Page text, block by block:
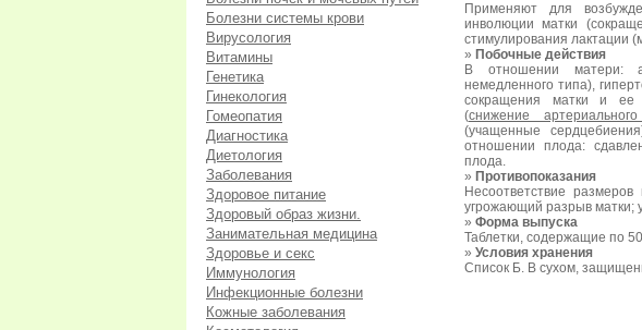
Болезни системы крови
Вирусология
Витамины
Генетика
Гинекология
Гомеопатия
Диагностика
Диетология
Заболевания
Здоровое питание
Здоровый образ жизни.
Занимательная медицина
Здоровье и секс
Иммунология
Инфекционные болезни
Кожные заболевания
Применяют для
инволюции матки
стимулирования лактации
» Побочные действия
В отношении матери:
немедленного типа),
сокращения матки и ее
(снижение
(учащенные
отношении плода:
плода.
» Противопоказания
Несоответствие
угрожающий разрыв матки;
» Форма выпуска
Таблетки, содержащие по
» Условия хранения
Список Б. В сухом,